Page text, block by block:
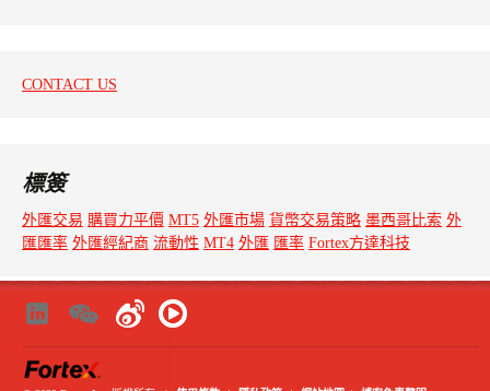
CONTACT US
標簽
外匯交易 購買力平價 MT5 外匯市場 貨幣交易策略 墨西哥比索 外
匯匯率 外匯經紀商 流動性 MT4 外匯 匯率 Fortex方達科技